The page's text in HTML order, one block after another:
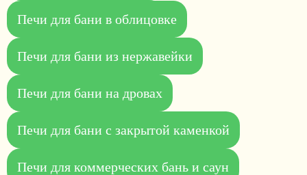
Печи для бани в облицовке
Печи для бани из нержавейки
Печи для бани на дровах
Печи для бани с закрытой каменкой
Печи для коммерческих бань и саун